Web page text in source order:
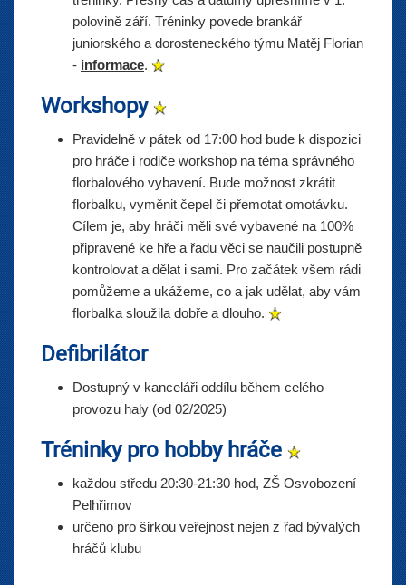
polovině září. Tréninky povede brankář
juniorského a dorosteneckého týmu Matěj Florian
- informace.
Workshopy
Pravidelně v pátek od 17:00 hod bude k dispozici
pro hráče i rodiče workshop na téma správného
florbalového vybavení. Bude možnost zkrátit
florbalku, vyměnit čepel či přemotat omotávku.
Cílem je, aby hráči měli své vybavené na 100%
připravené ke hře a řadu věci se naučili postupně
kontrolovat a dělat i sami. Pro začátek všem rádi
pomůžeme a ukážeme, co a jak udělat, aby vám
florbalka sloužila dobře a dlouho.
Defibrilátor
Dostupný v kanceláři oddílu během celého
provozu haly (od 02/2025)
Tréninky pro hobby hráče
každou středu 20:30-21:30 hod, ZŠ Osvobození
Pelhřimov
určeno pro širkou veřejnost nejen z řad bývalých
hráčů klubu